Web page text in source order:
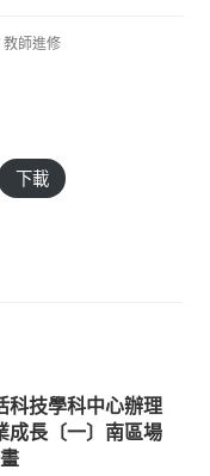
教師進修
下載
科技學科中心辦理
成長〔一〕南區場